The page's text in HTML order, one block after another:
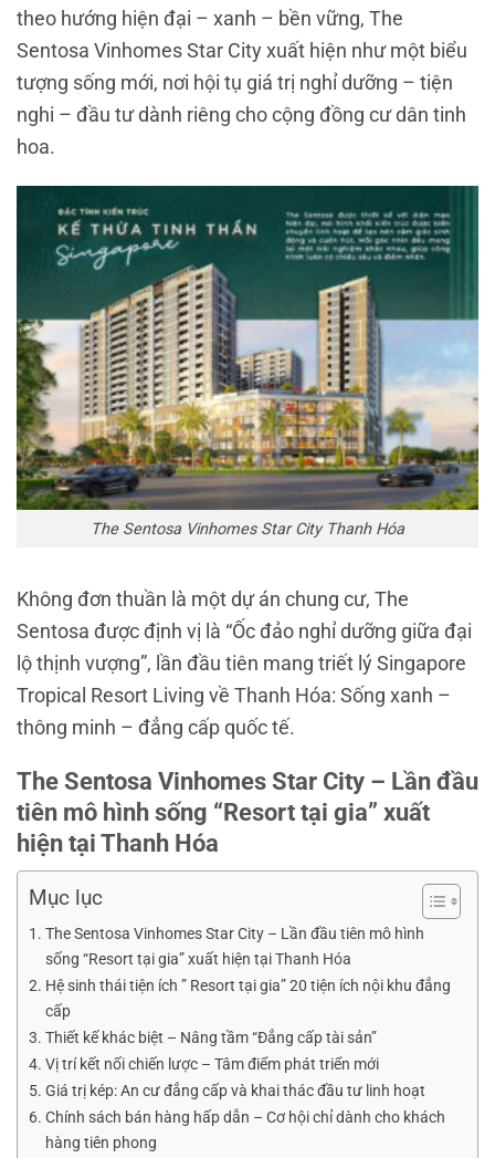
theo hướng hiện đại – xanh – bền vững, The
Sentosa Vinhomes Star City xuất hiện như một biểu
tượng sống mới, nơi hội tụ giá trị nghỉ dưỡng – tiện
nghi – đầu tư dành riêng cho cộng đồng cư dân tinh
hoa.
The Sentosa Vinhomes Star City Thanh Hóa
Không đơn thuần là một dự án chung cư, The
Sentosa được định vị là “Ốc đảo nghỉ dưỡng giữa đại
lộ thịnh vượng”, lần đầu tiên mang triết lý Singapore
Tropical Resort Living về Thanh Hóa: Sống xanh –
thông minh – đẳng cấp quốc tế.
The Sentosa Vinhomes Star City – Lần đầu
tiên mô hình sống “Resort tại gia” xuất
hiện tại Thanh Hóa
Mục lục
The Sentosa Vinhomes Star City – Lần đầu tiên mô hình
sống “Resort tại gia” xuất hiện tại Thanh Hóa
Hệ sinh thái tiện ích ” Resort tại gia” 20 tiện ích nội khu đẳng
cấp
Thiết kế khác biệt – Nâng tầm “Đẳng cấp tài sản”
Vị trí kết nối chiến lược – Tâm điểm phát triển mới
Giá trị kép: An cư đẳng cấp và khai thác đầu tư linh hoạt
Chính sách bán hàng hấp dẫn – Cơ hội chỉ dành cho khách
hàng tiên phong